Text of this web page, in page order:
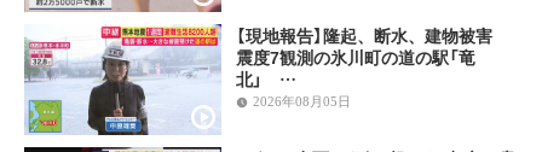
【現地報告】隆起、断水、建物被害
震度7観測の氷川町の道の駅「竜
北」 …
2026年08月05日